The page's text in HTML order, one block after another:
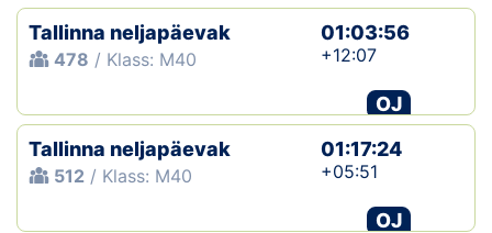
Tallinna neljapäevak
478 / Klass: M40
01:03:56
+12:07
OJ
Tallinna neljapäevak
512 / Klass: M40
01:17:24
+05:51
OJ